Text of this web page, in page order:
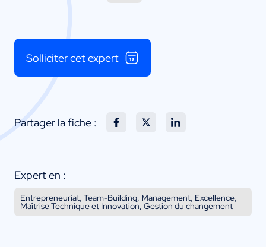
Solliciter cet expert
Partager la fiche :
Expert en :
Entrepreneuriat, Team-Building, Management, Excellence,
Maîtrise Technique et Innovation, Gestion du changement